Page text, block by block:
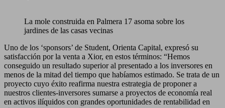
La mole construida en Palmera 17 asoma sobre los
jardines de las casas vecinas
Uno de los ‘sponsors’ de Student, Orienta Capital, expresó su
satisfacción por la venta a Xior, en estos términos: “Hemos
conseguido un resultado superior al presentado a los inversores en
menos de la mitad del tiempo que habíamos estimado. Se trata de un
proyecto cuyo éxito reafirma nuestra estrategia de proponer a
nuestros clientes-inversores sumarse a proyectos de economía real
en activos ilíquidos con grandes oportunidades de rentabilidad en